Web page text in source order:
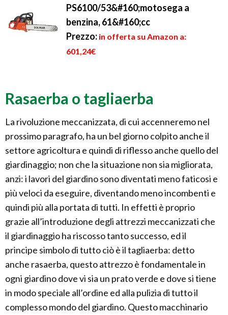
PS6100/53&#160;motosega a
benzina, 61&#160;cc
Prezzo: in offerta su Amazon a:
601,24€
Rasaerba o tagliaerba
La rivoluzione meccanizzata, di cui accenneremo nel
prossimo paragrafo, ha un bel giorno colpito anche il
settore agricoltura e quindi di riflesso anche quello del
giardinaggio; non che la situazione non sia migliorata,
anzi: i lavori del giardino sono diventati meno faticosi e
più veloci da eseguire, diventando meno incombenti e
quindi più alla portata di tutti. In effetti è proprio
grazie all’introduzione degli attrezzi meccanizzati che
il giardinaggio ha riscosso tanto successo, ed il
principe simbolo di tutto ciò è il tagliaerba: detto
anche rasaerba, questo attrezzo è fondamentale in
ogni giardino dove vi sia un prato verde e dove si tiene
in modo speciale all’ordine ed alla pulizia di tutto il
complesso mondo del giardino. Questo macchinario